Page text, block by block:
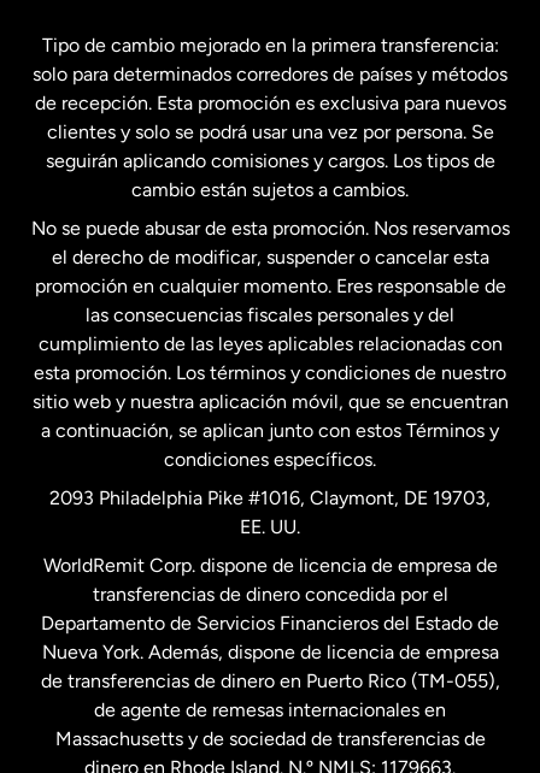
Estados Unidos English
Estados Unidos Español
Francia
Malasia
Nueva Zelanda
Países Bajos
Suecia
Tipo de cambio mejorado en la primera transferencia:
solo para determinados corredores de países y métodos
de recepción. Esta promoción es exclusiva para nuevos
clientes y solo se podrá usar una vez por persona. Se
seguirán aplicando comisiones y cargos. Los tipos de
cambio están sujetos a cambios.
No se puede abusar de esta promoción. Nos reservamos
el derecho de modificar, suspender o cancelar esta
promoción en cualquier momento. Eres responsable de
las consecuencias fiscales personales y del
cumplimiento de las leyes aplicables relacionadas con
esta promoción. Los términos y condiciones de nuestro
sitio web y nuestra aplicación móvil, que se encuentran
a continuación, se aplican junto con estos Términos y
condiciones específicos.
2093 Philadelphia Pike #1016, Claymont, DE 19703,
EE. UU.
WorldRemit Corp. dispone de licencia de empresa de
transferencias de dinero concedida por el
Departamento de Servicios Financieros del Estado de
Nueva York. Además, dispone de licencia de empresa
de transferencias de dinero en Puerto Rico (TM-055),
de agente de remesas internacionales en
Massachusetts y de sociedad de transferencias de
dinero en Rhode Island. N.º NMLS: 1179663.